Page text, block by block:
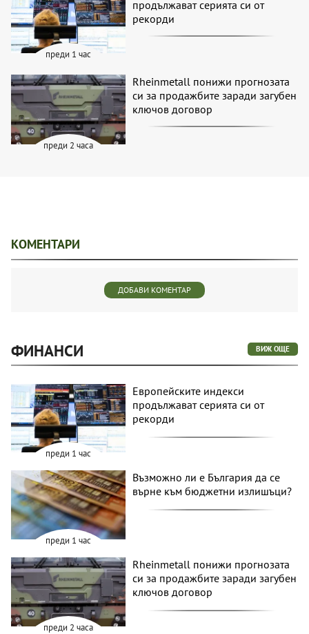
преди 1 час
продължават серията си от
рекорди
преди 2 часа
Rheinmetall понижи прогнозата
си за продажбите заради загубен
ключов договор
КОМЕНТАРИ
ДОБАВИ КОМЕНТАР
ФИНАНСИ ВИЖ ОЩЕ
преди 1 час
Европейските индекси
продължават серията си от
рекорди
преди 1 час
Възможно ли е България да се
върне към бюджетни излишъци?
преди 2 часа
Rheinmetall понижи прогнозата
си за продажбите заради загубен
ключов договор